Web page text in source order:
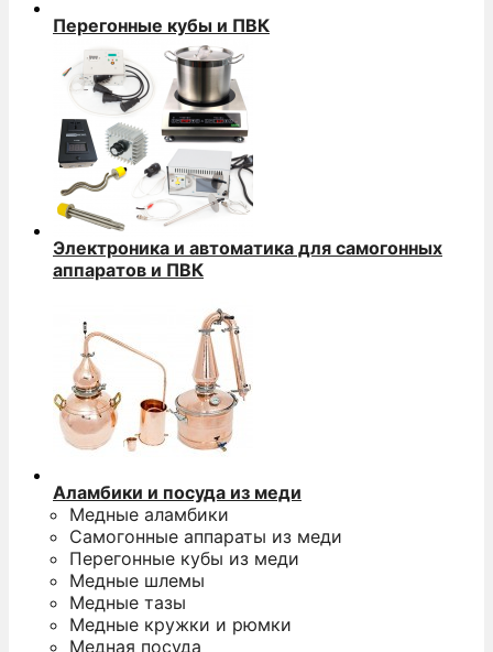
Перегонные кубы и ПВК
Электроника и автоматика для самогонных
аппаратов и ПВК
Аламбики и посуда из меди
Медные аламбики
Самогонные аппараты из меди
Перегонные кубы из меди
Медные шлемы
Медные тазы
Медные кружки и рюмки
Медная посуда